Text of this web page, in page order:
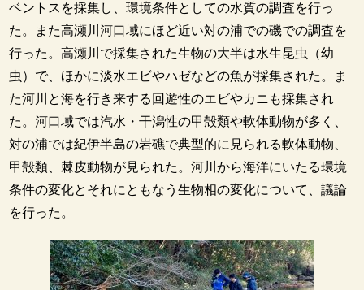
ベントスを採集し、環境条件としての水質の調査を行っ
た。また高瀬川河口域にほど近い対の浦での磯での調査を
行った。高瀬川で採集された生物の大半は水生昆虫（幼
虫）で、ほかに淡水エビやハゼなどの魚が採集された。ま
た河川と海を行き来する回遊性のエビやカニも採集され
た。河口域では汽水・干潟性の甲殻類や軟体動物が多く、
対の浦では紀伊半島の岩礁で典型的に見られる軟体動物、
甲殻類、棘皮動物が見られた。河川から海洋にいたる環境
条件の変化とそれにともなう生物相の変化について、議論
を行った。